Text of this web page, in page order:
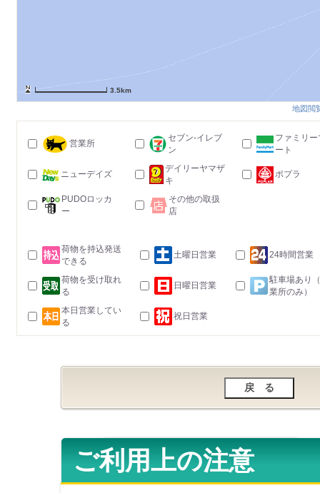
3.5km
地図閲
営業所
セブン-イレブ
ン
ファミリー
ート
ニューデイズ
デイリーヤマザ
キ
ポプラ
PUDOロッカ
ー
その他の取扱
店
荷物を持込発送
できる
土曜日営業 24時間営業
荷物を受け取れ
る
日曜日営業
駐車場あり
業所のみ）
本日営業してい
る
祝日営業
ご利用上の注意